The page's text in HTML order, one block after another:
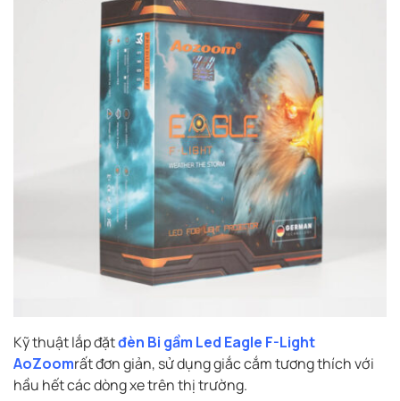
Kỹ thuật lắp đặtđèn Bi gầm Led Eagle F-Light
AoZoomrất đơn giản, sử dụng giắc cắm tương thích với
hầu hết các dòng xe trên thị trường.